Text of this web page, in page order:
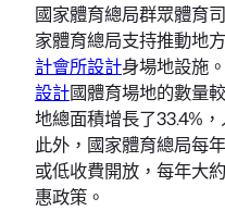
國家體育總局群眾體育
家體育總局支持推動地
計會所設計身場地設施
設計國體育場地的數量
地總面積增長了33.4%
此外，國家體育總局每
或低收費開放，每年大
惠政策。